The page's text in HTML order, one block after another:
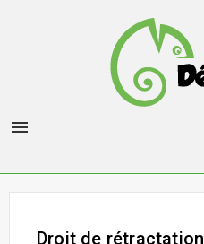

Droit de rétractation